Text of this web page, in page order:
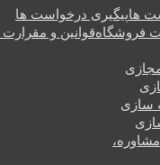
پیگیری درخواست ها
قوانین و